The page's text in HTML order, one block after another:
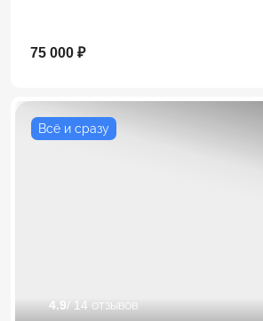
75 000 ₽
Всё и сразу
4.9 / 14 отзывов